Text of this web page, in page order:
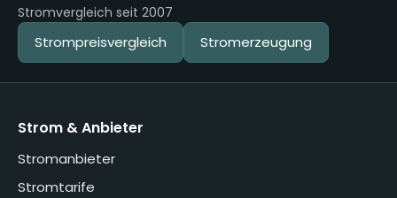
Stromvergleich seit 2007
Strompreisvergleich Stromerzeugung
Strom & Anbieter
Stromanbieter
Stromtarife